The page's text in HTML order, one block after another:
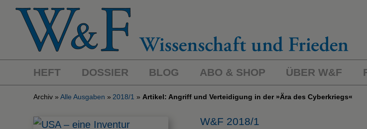
HEFT DOSSIER BLOG ABO & SHOP ÜBER W&F
Archiv Alle Ausgaben 2018/1 Artikel: Angriff und Verteidigung in der »Ära des Cyberkriegs«
W&F 2018/1